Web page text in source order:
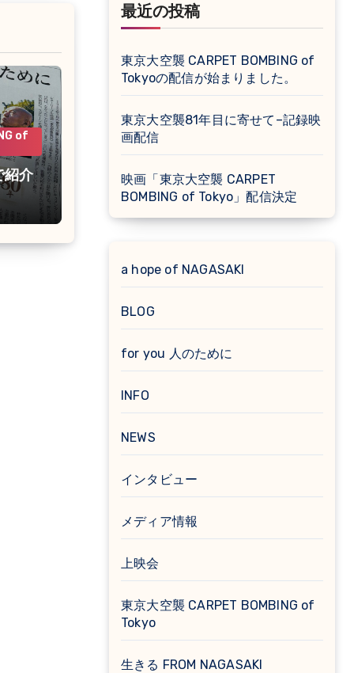
of
紹介
最近の投稿
東京大空襲 CARPET BOMBING of
Tokyoの配信が始まりました。
東京大空襲81年目に寄せて–記録映
画配信
映画「東京大空襲 CARPET
BOMBING of Tokyo」配信決定
a hope of NAGASAKI
BLOG
for you 人のために
INFO
NEWS
インタビュー
メディア情報
上映会
東京大空襲 CARPET BOMBING of
Tokyo
生きる FROM NAGASAKI